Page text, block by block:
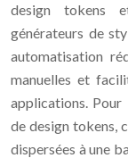
design tokens
générateurs de
automatisation
manuelles et
applications.
de design tokens,
dispersées à une